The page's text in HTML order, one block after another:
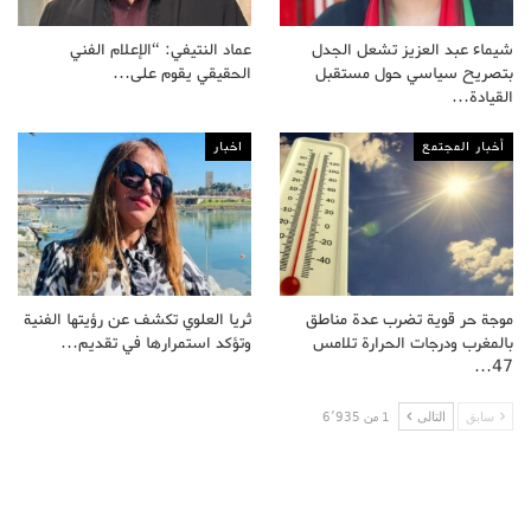
شيماء عبد العزيز تشعل الجدل
بتصريح سياسي حول مستقبل
القيادة…
عماد النتيفي: “الإعلام الفني
الحقيقي يقوم على…
أخبار المجتمع
موجة حر قوية تضرب عدة مناطق
بالمغرب ودرجات الحرارة تلامس
47…
اخبار
ثريا العلوي تكشف عن رؤيتها الفنية
وتؤكد استمرارها في تقديم…
سابق التالى 1 من 6٬935